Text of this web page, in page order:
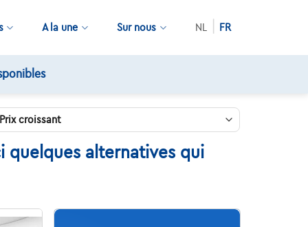
A la une Sur nous NL FR
quelques alternatives qui